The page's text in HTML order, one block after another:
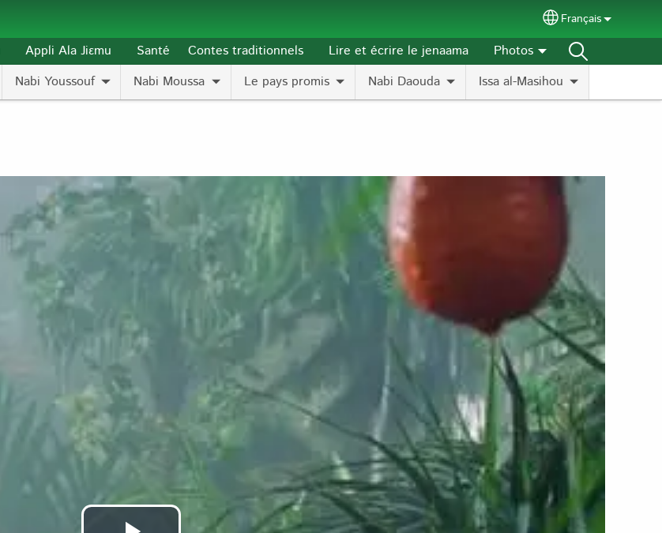
Select your
Français
Nabi Youssouf Nabi Moussa Le pays promis Nabi Daouda Issa al-Masihou
Appli Ala Jiɛmu Santé Contes traditionnels Lire et écrire le jenaama Photos